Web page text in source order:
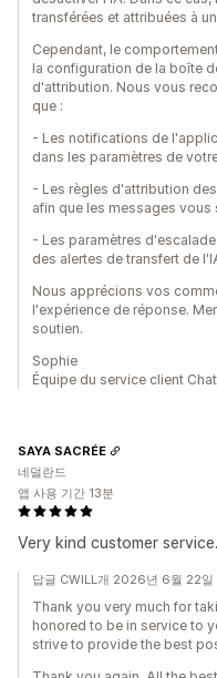
transférées et attribuées à
Cependant, le
la configuration de la boîte
d'attribution. Nous vous
que :
- Les notifications de
dans les paramètres de
- Les règles d'attribution
afin que les messages
- Les paramètres
des alertes de transfert de
Nous apprécions vos
l'expérience de réponse.
soutien.
Sophie
Équipe du service client
Very kind customer
SAYA SACRÉE
네덜란드
앱 사용 기간 13분
답글 CWILL개 2026년 6월 22일
Thank you very much for
honored to be in service to
strive to provide the best